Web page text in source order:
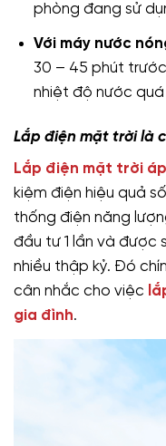
phòng đang sử
Với máy nước
30 – 45 phút
nhiệt độ nước quá
Lắp điện mặt trời là
Lắp điện mặt trời
kiệm điện hiệu quả
thống điện năng
đầu tư 1 lần và được
nhiều thập kỷ. Đó
cân nhắc cho việc
gia đình.